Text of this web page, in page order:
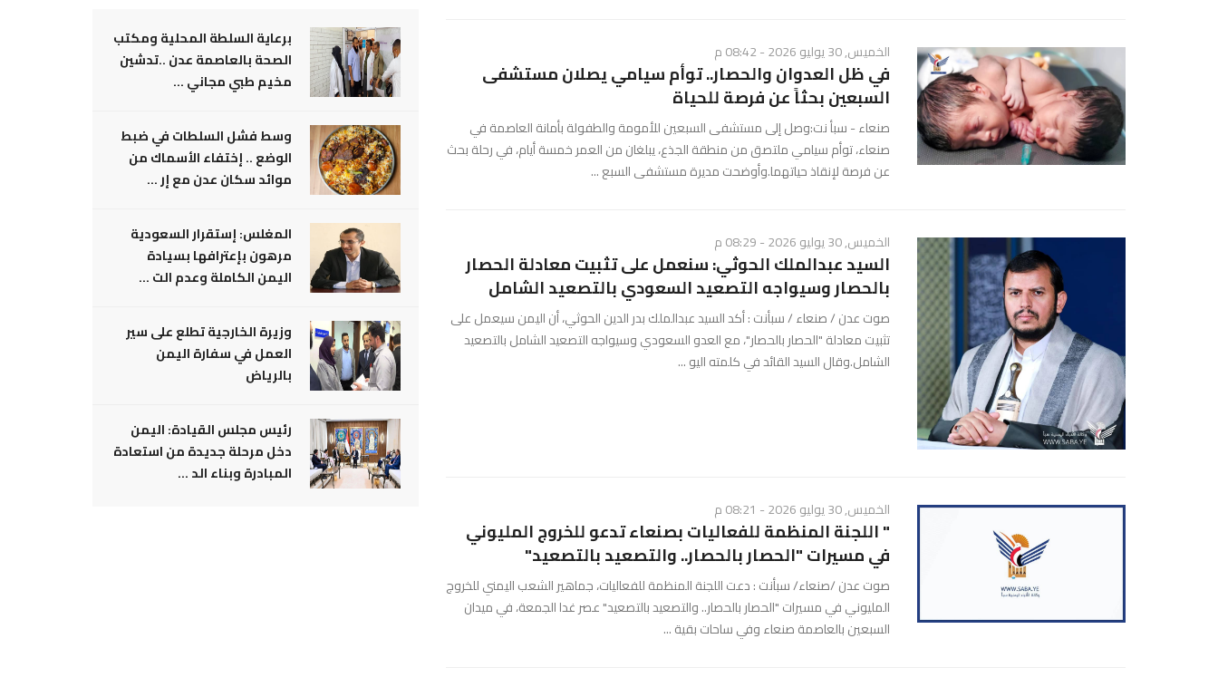
الخميس, 30 يوليو 2026 - 08:42 م
في ظل العدوان والحصار.. توأم سيامي يصلان مستشفى
السبعين بحثاً عن فرصة للحياة
صنعاء - سبأ نت:وصل إلى مستشفى السبعين للأمومة والطفولة بأمانة العاصمة في
صنعاء، توأم سيامي ملتصق من منطقة الجذع، يبلغان من العمر خمسة أيام، في رحلة بحث
عن فرصة لإنقاذ حياتهما.وأوضحت مديرة مستشفى السبع ...
الخميس, 30 يوليو 2026 - 08:29 م
السيد عبدالملك الحوثي: سنعمل على تثبيت معادلة الحصار
بالحصار وسيواجه التصعيد السعودي بالتصعيد الشامل
صوت عدن / صنعاء / سبأنت : أكد السيد عبدالملك بدر الدين الحوثي، أن اليمن سيعمل على
تثبيت معادلة "الحصار بالحصار"، مع العدو السعودي وسيواجه التصعيد الشامل بالتصعيد
الشامل.وقال السيد القائد في كلمته اليو ...
الخميس, 30 يوليو 2026 - 08:21 م
" اللجنة المنظمة للفعاليات بصنعاء تدعو للخروج المليوني
في مسيرات "الحصار بالحصار.. والتصعيد بالتصعيد"
صوت عدن /صنعاء/ سبأنت : دعت اللجنة المنظمة للفعاليات، جماهير الشعب اليمني للخروج
المليوني في مسيرات "الحصار بالحصار.. والتصعيد بالتصعيد" عصر غدا الجمعة، في ميدان
السبعين بالعاصمة صنعاء وفي ساحات بقية ...
برعاية السلطة المحلية ومكتب
الصحة بالعاصمة عدن ..تدشين
مخيم طبي مجاني ...
وسط فشل السلطات في ضبط
الوضع .. إختفاء الأسماك من
موائد سكان عدن مع إر ...
المغلس: إستقرار السعودية
مرهون بإعترافها بسيادة
اليمن الكاملة وعدم الت ...
وزيرة الخارجية تطلع على سير
العمل في سفارة اليمن
بالرياض
رئيس مجلس القيادة: اليمن
دخل مرحلة جديدة من استعادة
المبادرة وبناء الد ...